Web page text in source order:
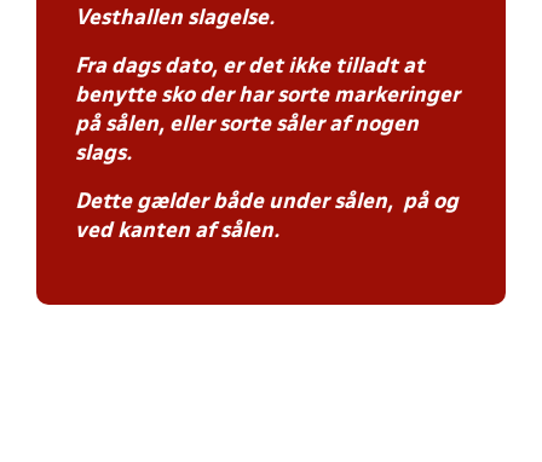
Vesthallen slagelse.
Fra dags dato, er det ikke tilladt at
benytte sko der har sorte markeringer
på sålen, eller sorte såler af nogen
slags.
Dette gælder både under sålen, på og
ved kanten af sålen.